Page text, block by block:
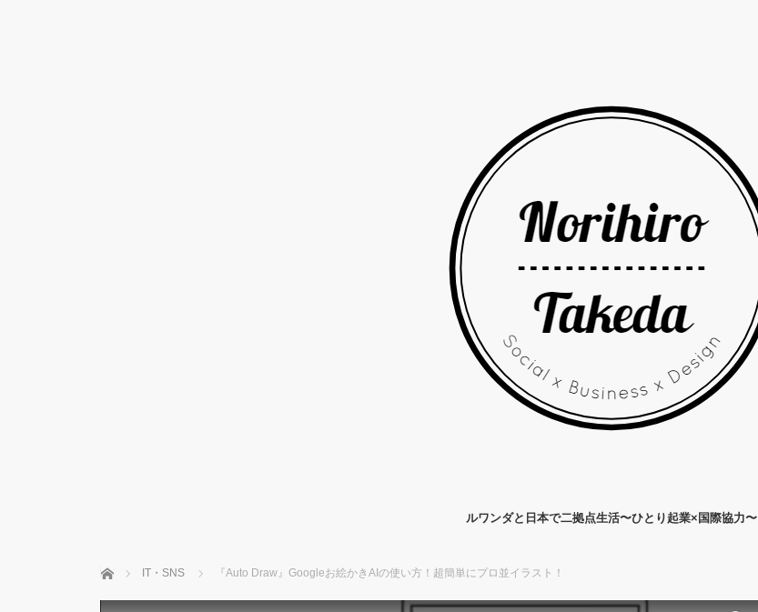
ルワンダと日本で二拠点生活〜ひとり起業×国際協力〜
ホーム IT・SNS 『Auto Draw』Googleお絵かきAIの使い方！超簡単にプロ並イラスト！